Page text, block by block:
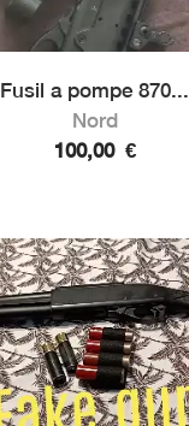
Fusil a pompe 870...
Nord
100,00 €